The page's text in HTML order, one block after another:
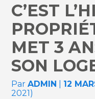
C’EST
MET 3
SON
ParADMIN 12
2021)